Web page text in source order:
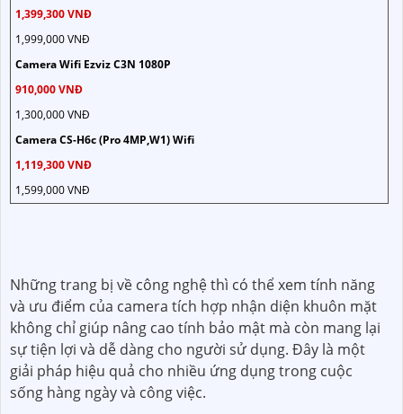
1,399,300 VNĐ
1,999,000 VNĐ
Camera Wifi Ezviz C3N 1080P
910,000 VNĐ
1,300,000 VNĐ
Camera CS-H6c (Pro 4MP,W1) Wifi
1,119,300 VNĐ
1,599,000 VNĐ
Những trang bị về công nghệ thì có thể xem tính năng
và ưu điểm của camera tích hợp nhận diện khuôn mặt
không chỉ giúp nâng cao tính bảo mật mà còn mang lại
sự tiện lợi và dễ dàng cho người sử dụng. Đây là một
giải pháp hiệu quả cho nhiều ứng dụng trong cuộc
sống hàng ngày và công việc.